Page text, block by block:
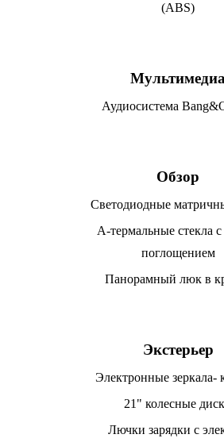
(ABS)
Мультимедиа
Аудиосистема
Обзор
Светодиодные
А-термальные стекла
поглощением
Панорамный люк в
Экстерьер
Электронные зеркала-
21" колесные
Лючки зарядки с